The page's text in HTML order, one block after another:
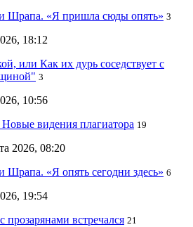
Шрапа. «Я пришла сюды опять» 3
18:12
или Как их дурь соседствует с
3
10:56
видения плагиатора 19
2026, 08:20
Шрапа. «Я опять сегодни здесь» 6
19:54
встречался 21